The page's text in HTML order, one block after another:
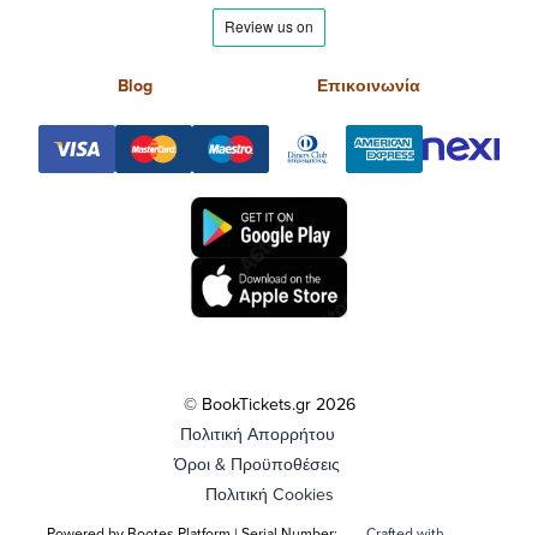
Blog Επικοινωνία
© BookTickets.gr 2026
Πολιτική Απορρήτου
Όροι & Προϋποθέσεις
Πολιτική Cookies